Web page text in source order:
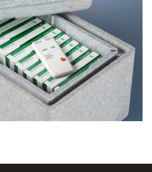
espaces ou plusieurs
de données, vous
gestion efficace du monitoring
temps que vous pourriez
de données WiFi.
WiFi enregistrent
et l’humidité. Les